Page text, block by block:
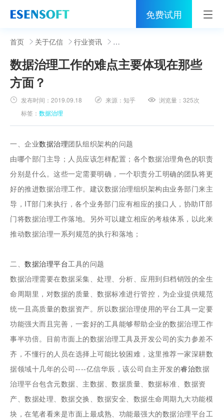
免费试用
首页
睿治
解决方案
伙伴
社区
关于亿信
400-0011-866
首页 关于亿信 行业资讯
数据治理工作的难点主要体现在那些
方面？
发布时间：2019.09.18 来源：知乎 浏览量：325次
标签：数据治理
一、企业数据治理团队组织架构的问题
由哪个部门主导；人员应该怎样配置；各个数据治理角色的职责
分别是什么。这些一定需要明确，一个职责分工明确的团队将更
好的推进数据治理工作。建议数据治理组织架构由业务部门来主
导，IT部门来执行，各个业务部门应有相应的接口人，协助IT部
门将数据治理工作落地。另外可以建立相应的考核体系，以此来
推动数据治理一系列规范的执行和落地；
二、数据治理平台工具的问题
数据治理需要在数据采集、处理、分析、应用到归档销毁的全生
命周期里，对数据的质量、数据标准进行管控，为企业提供规范
统一且高质量的数据资产。所以数据治理使用的平台工具一定要
功能强大而且完善，一套好的工具能够帮助企业的数据治理工作
事半功倍。目前市面上的数据治理工具及开发公司的实力参差不
齐，不懂行的人员在选择上可能比较困难，这里推荐一家深耕数
据领域十几年的公司----亿信华辰，该公司自主开发的睿治数据
治理平台包含元数据、主数据、数据质量、数据标准、数据资
产、数据处理、数据交换、数据安全、数据生命周期九大功能模
块，在笔者看来是市面上最成熟、功能最强大的数据治理平台工